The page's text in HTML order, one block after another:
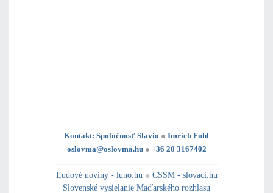
Kontakt: Spoločnosť Slavio ● Imrich Fuhl
oslovma@oslovma.hu ● +36 20 3167402
Ľudové noviny - luno.hu ● CSSM - slovaci.hu
Slovenské vysielanie Maďarského rozhlasu